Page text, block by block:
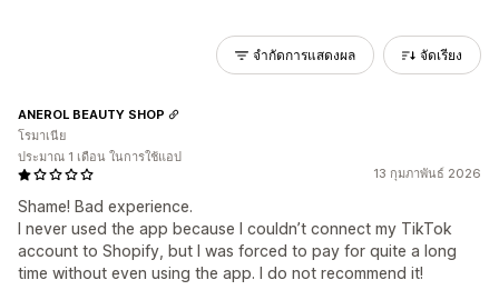
จำกัดการแสดงผล จัดเรียง
13 กุมภาพันธ์ 2026
Shame! Bad experience.
I never used the app because I couldn’t connect my TikTok
account to Shopify, but I was forced to pay for quite a long
time without even using the app. I do not recommend it!
ANEROL BEAUTY SHOP
โรมาเนีย
ประมาณ 1 เดือน ในการใช้แอป